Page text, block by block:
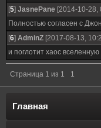
[5] JasnePane [2014-10-28,
Полностью согласен с
[6] AdminZ [2017-08-13,
и поглотит хаос
Страница 1 из 1 1
Главная